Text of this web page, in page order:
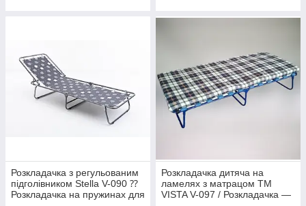
Розкладачка з регульованим
підголівником Stella V-090 ⁇
Розкладачка на пружинах для
Розкладачка дитяча на
ламелях з матрацом ТМ
VISTA V-097 / Розкладачка —